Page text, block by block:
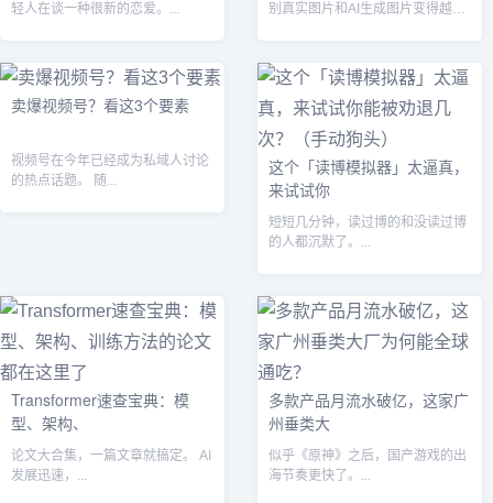
轻人在谈一种很新的恋爱。...
别真实图片和AI生成图片变得越来
卖爆视频号？看这3个要素
视频号在今年已经成为私域人讨论
的热点话题。 随...
这个「读博模拟器」太逼真，
来试试你
短短几分钟，读过博的和没读过博
的人都沉默了。...
Transformer速查宝典：模
型、架构、
论文大合集，一篇文章就搞定。 AI
发展迅速，...
多款产品月流水破亿，这家广
州垂类大
似乎《原神》之后，国产游戏的出
海节奏更快了。...